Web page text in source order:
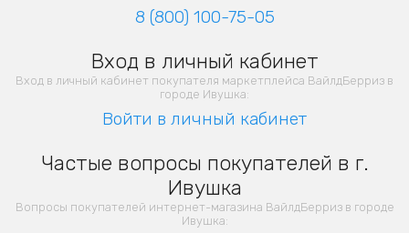
8 (800) 100-75-05
Вход в личный кабинет
Вход в личный кабинет покупателя маркетплейса ВайлдБерриз в
городе Ивушка:
Войти в личный кабинет
Частые вопросы покупателей в г.
Ивушка
Вопросы покупателей интернет-магазина ВайлдБерриз в городе
Ивушка: